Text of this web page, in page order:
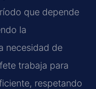
que depende
la
necesidad de
trabaja para
respetando